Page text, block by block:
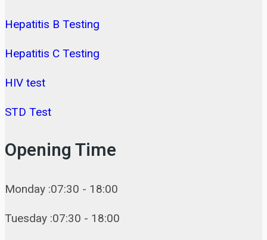
Hepatitis B Testing
Hepatitis C Testing
HIV test
STD Test
Opening Time
Monday :07:30 - 18:00
Tuesday :07:30 - 18:00